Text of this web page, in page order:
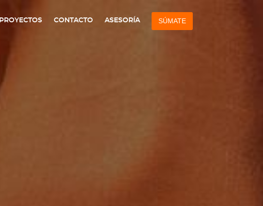
PROYECTOS CONTACTO ASESORÍA SÚMATE